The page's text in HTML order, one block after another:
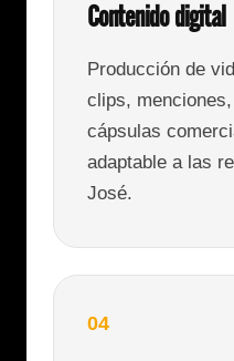
Contenido digital
Producción de
clips,
cápsulas
adaptable a las
José.
04